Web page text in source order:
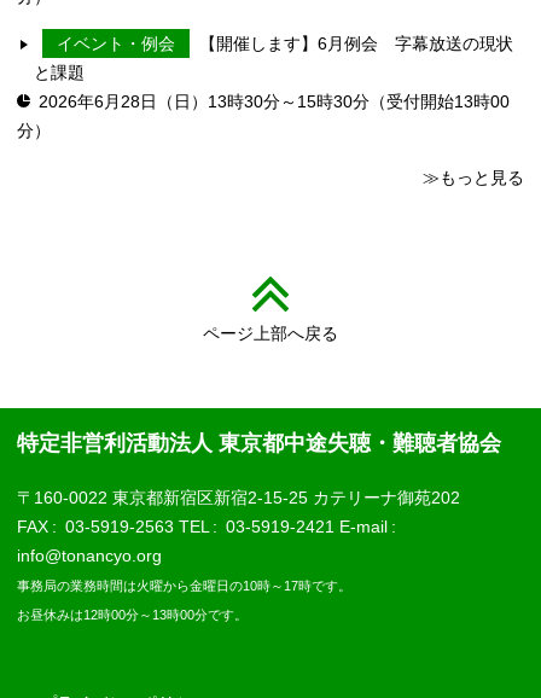
イベント・例会
【開催します】6月例会 字幕放送の現状
と課題
2026年6月28日（日）13時30分～15時30分（受付開始13時00
分）
≫もっと見る
ページ上部へ戻る
特定非営利活動法人 東京都中途失聴・難聴者協会
〒160-0022 東京都新宿区新宿2-15-25 カテリーナ御苑202
FAX
03-5919-2563 TEL 03-5919-2421 E-mail
info@tonancyo.org
事務局の業務時間は火曜から金曜日の10時～17時です。
お昼休みは12時00分～13時00分です。